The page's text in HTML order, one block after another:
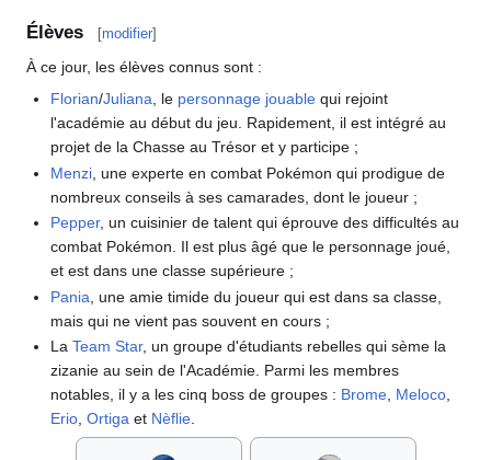
Élèves [modifier]
À ce jour, les élèves connus sont :
Florian/Juliana, le personnage jouable qui rejoint
l'académie au début du jeu. Rapidement, il est intégré au
projet de la Chasse au Trésor et y participe ;
Menzi , une experte en combat Pokémon qui prodigue de
nombreux conseils à ses camarades, dont le joueur ;
Pepper, un cuisinier de talent qui éprouve des difficultés au
combat Pokémon. Il est plus âgé que le personnage joué,
et est dans une classe supérieure ;
Pania , une amie timide du joueur qui est dans sa classe,
mais qui ne vient pas souvent en cours ;
LaTeam Star, un groupe d'étudiants rebelles qui sème la
zizanie au sein de l'Académie. Parmi les membres
notables, il y a les cinq boss de groupes : Brome Meloco
Erio ,Ortiga et Nèflie